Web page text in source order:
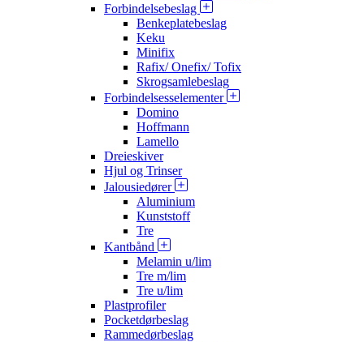
Forbindelsebeslag
Benkeplatebeslag
Keku
Minifix
Rafix/ Onefix/ Tofix
Skrogsamlebeslag
Forbindelsesselementer
Domino
Hoffmann
Lamello
Dreieskiver
Hjul og Trinser
Jalousiedører
Aluminium
Kunststoff
Tre
Kantbånd
Melamin u/lim
Tre m/lim
Tre u/lim
Plastprofiler
Pocketdørbeslag
Rammedørbeslag